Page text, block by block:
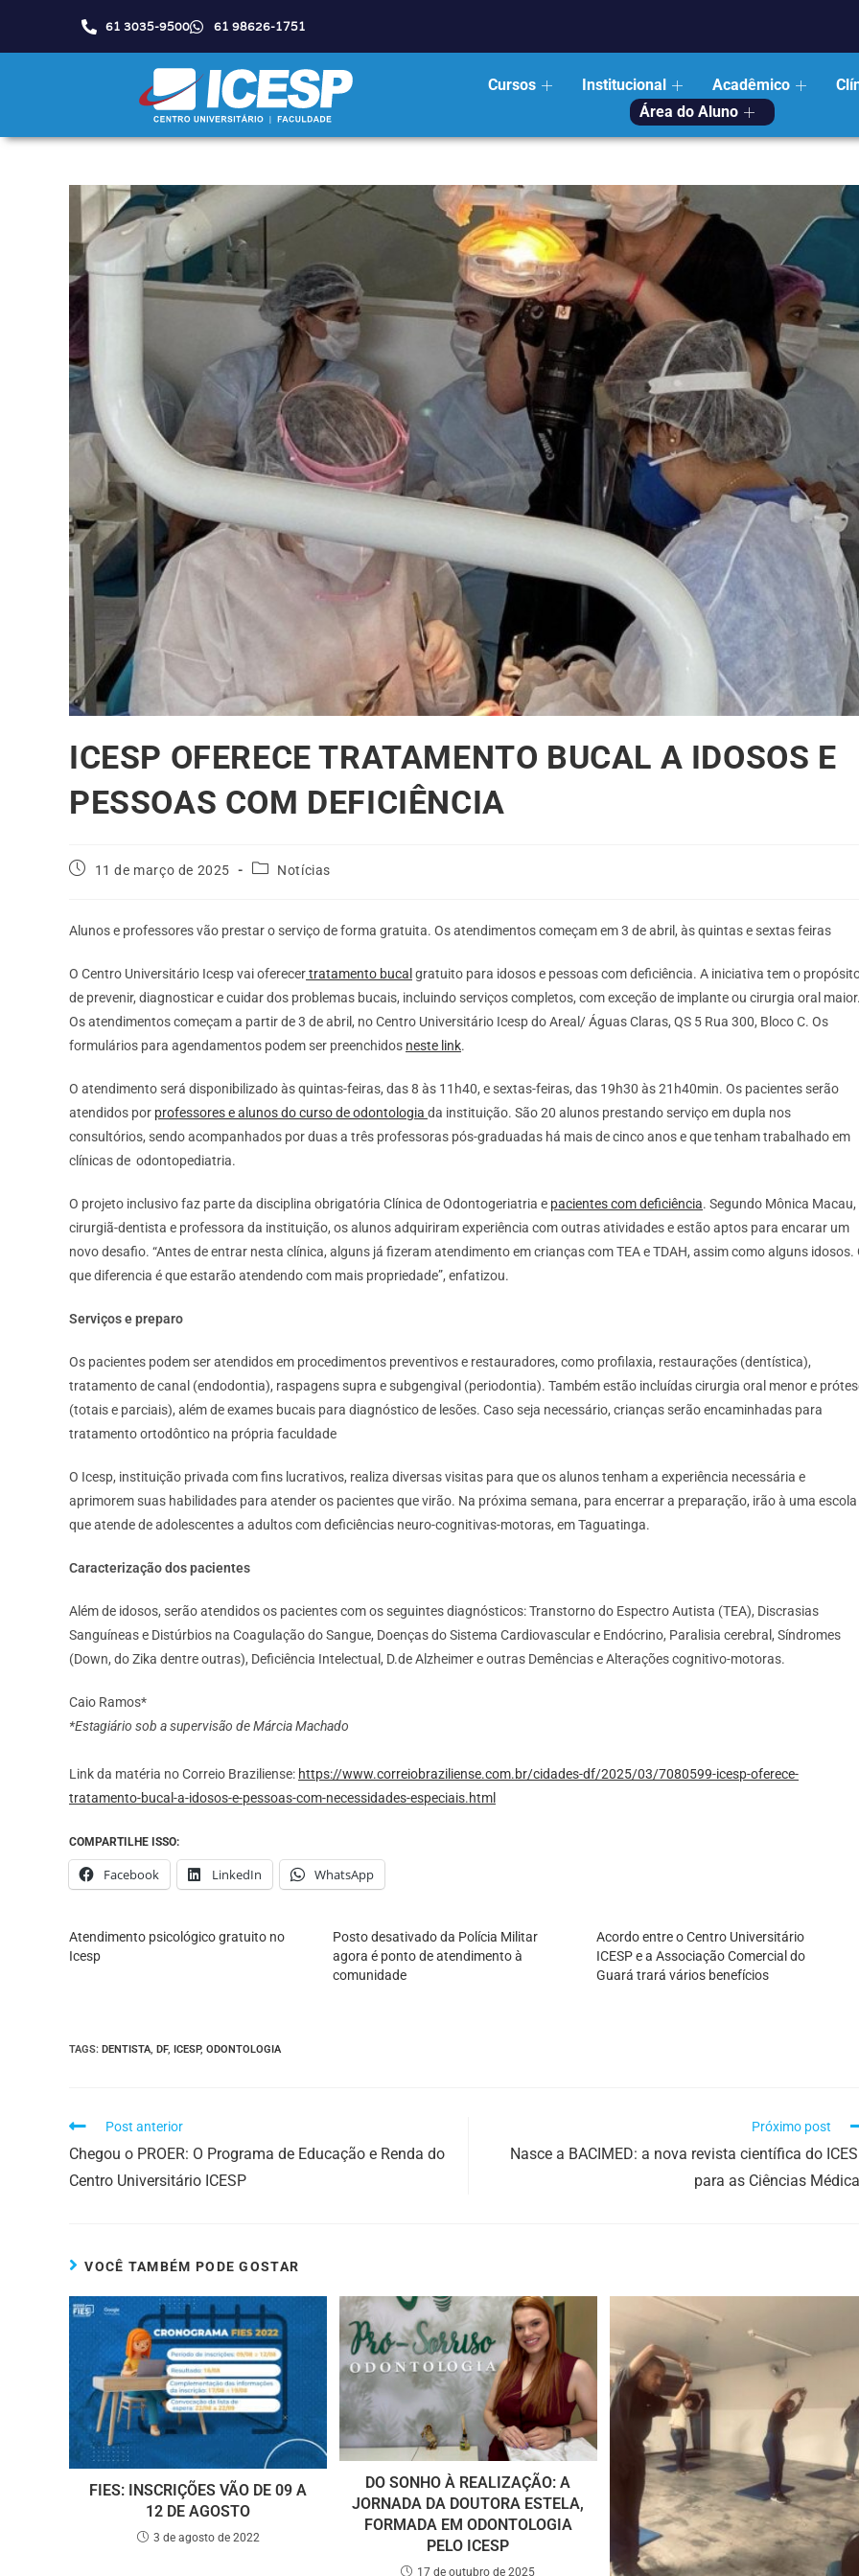
61 3035-9500 61 98626-1751
Cursos Institucional Acadêmico
Área do Aluno
ICESP OFERECE TRATAMENTO BUCAL A IDOSOS E
PESSOAS COM DEFICIÊNCIA
11 de março de 2025 Notícias
Alunos e professores vão prestar o serviço de forma gratuita. Os atendimentos começam em 3 de abril, às quintas e sextas feiras
O Centro Universitário Icesp vai oferecertratamento bucal gratuito para idosos e pessoas com deficiência. A iniciativa tem o
de prevenir, diagnosticar e cuidar dos problemas bucais, incluindo serviços completos, com exceção de implante ou cirurgia oral
Os atendimentos começam a partir de 3 de abril, no Centro Universitário Icesp do Areal/ Águas Claras, QS 5 Rua 300, Bloco C. Os
formulários para agendamentos podem ser preenchidos neste link.
O atendimento será disponibilizado às quintas-feiras, das 8 às 11h40, e sextas-feiras, das 19h30 às 21h40min. Os pacientes serão
atendidos por professores e alunos do curso de odontologia da instituição. São 20 alunos prestando serviço em dupla nos
consultórios, sendo acompanhados por duas a três professoras pós-graduadas há mais de cinco anos e que tenham trabalhado em
clínicas de odontopediatria.
O projeto inclusivo faz parte da disciplina obrigatória Clínica de Odontogeriatria e pacientes com deficiência. Segundo Mônica Macau,
cirurgiã-dentista e professora da instituição, os alunos adquiriram experiência com outras atividades e estão aptos para encarar um
novo desafio. “Antes de entrar nesta clínica, alguns já fizeram atendimento em crianças com TEA e TDAH, assim como alguns idosos.
que diferencia é que estarão atendendo com mais propriedade”, enfatizou.
Serviços e preparo
Os pacientes podem ser atendidos em procedimentos preventivos e restauradores, como profilaxia, restaurações (dentística),
tratamento de canal (endodontia), raspagens supra e subgengival (periodontia). Também estão incluídas cirurgia oral menor e
(totais e parciais), além de exames bucais para diagnóstico de lesões. Caso seja necessário, crianças serão encaminhadas para
tratamento ortodôntico na própria faculdade
O Icesp, instituição privada com fins lucrativos, realiza diversas visitas para que os alunos tenham a experiência necessária e
aprimorem suas habilidades para atender os pacientes que virão. Na próxima semana, para encerrar a preparação, irão à uma escola
que atende de adolescentes a adultos com deficiências neuro-cognitivas-motoras, em Taguatinga.
Caracterização dos pacientes
Além de idosos, serão atendidos os pacientes com os seguintes diagnósticos: Transtorno do Espectro Autista (TEA), Discrasias
Sanguíneas e Distúrbios na Coagulação do Sangue, Doenças do Sistema Cardiovascular e Endócrino, Paralisia cerebral, Síndromes
(Down, do Zika dentre outras), Deficiência Intelectual, D.de Alzheimer e outras Demências e Alterações cognitivo-motoras.
Caio Ramos*
*Estagiário sob a supervisão de Márcia Machado
Link da matéria no Correio Braziliense: https://www.correiobraziliense.com.br/cidades-df/2025/03/7080599-icesp-oferece-
tratamento-bucal-a-idosos-e-pessoas-com-necessidades-especiais.html
COMPARTILHE ISSO:
Facebook LinkedIn WhatsApp
Atendimento psicológico gratuito no
Icesp
Posto desativado da Polícia Militar
agora é ponto de atendimento à
comunidade
Acordo entre o Centro Universitário
ICESP e a Associação Comercial do
Guará trará vários benefícios
TAGS: DENTISTA, DF, ICESP, ODONTOLOGIA
Post anterior
Chegou o PROER: O Programa de Educação e Renda do
Centro Universitário ICESP
Próximo post
Nasce a BACIMED: a nova revista científica do
para as Ciências
VOCÊ TAMBÉM PODE GOSTAR
FIES: INSCRIÇÕES VÃO DE 09 A
12 DE AGOSTO
3 de agosto de 2022
DO SONHO À REALIZAÇÃO: A
JORNADA DA DOUTORA ESTELA,
FORMADA EM ODONTOLOGIA
PELO ICESP
17 de outubro de 2025